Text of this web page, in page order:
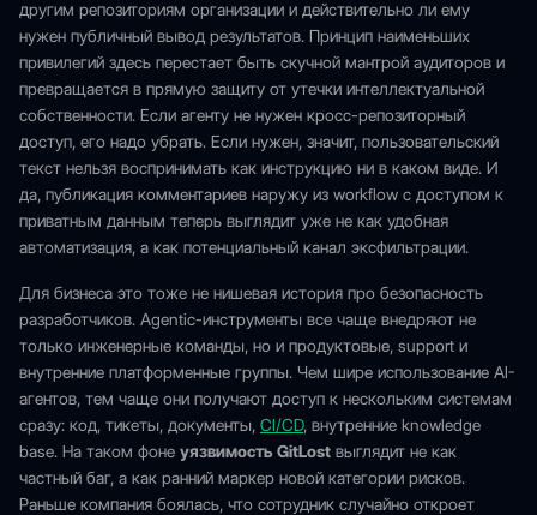
другим репозиториям организации и действительно ли ему
нужен публичный вывод результатов. Принцип наименьших
привилегий здесь перестает быть скучной мантрой аудиторов и
превращается в прямую защиту от утечки интеллектуальной
собственности. Если агенту не нужен кросс-репозиторный
доступ, его надо убрать. Если нужен, значит, пользовательский
текст нельзя воспринимать как инструкцию ни в каком виде. И
да, публикация комментариев наружу из workflow с доступом к
приватным данным теперь выглядит уже не как удобная
автоматизация, а как потенциальный канал эксфильтрации.
Для бизнеса это тоже не нишевая история про безопасность
разработчиков. Agentic-инструменты все чаще внедряют не
только инженерные команды, но и продуктовые, support и
внутренние платформенные группы. Чем шире использование AI-
агентов, тем чаще они получают доступ к нескольким системам
сразу: код, тикеты, документы, CI/CD, внутренние knowledge
base. На таком фоне уязвимость GitLost выглядит не как
частный баг, а как ранний маркер новой категории рисков.
Раньше компания боялась, что сотрудник случайно откроет